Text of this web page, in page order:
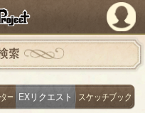
PandoraPartyProject
索
ー EXリクエスト スケッチブック